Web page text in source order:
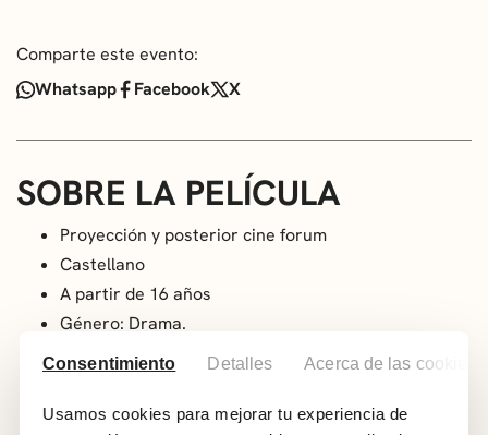
Consentimiento Detalles Acerca de las cookies
Usamos cookies para mejorar tu experiencia de
Comparte este evento:
Whatsapp
Facebook X
SOBRE LA PELÍCULA
Proyección y posterior cine forum
Castellano
A partir de 16 años
Género: Drama.
Año: 2025
Duración: 114 min